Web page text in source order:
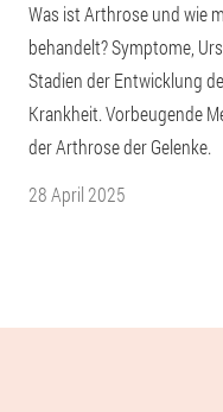
Was ist Arthrose und wie
behandelt? Symptome,
Stadien der Entwicklung
Krankheit. Vorbeugende
der Arthrose der Gelenke.
28 April 2025